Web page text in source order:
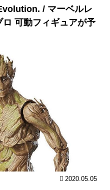
/ マーベルレ
可動フィギュアが予
2020.05.05